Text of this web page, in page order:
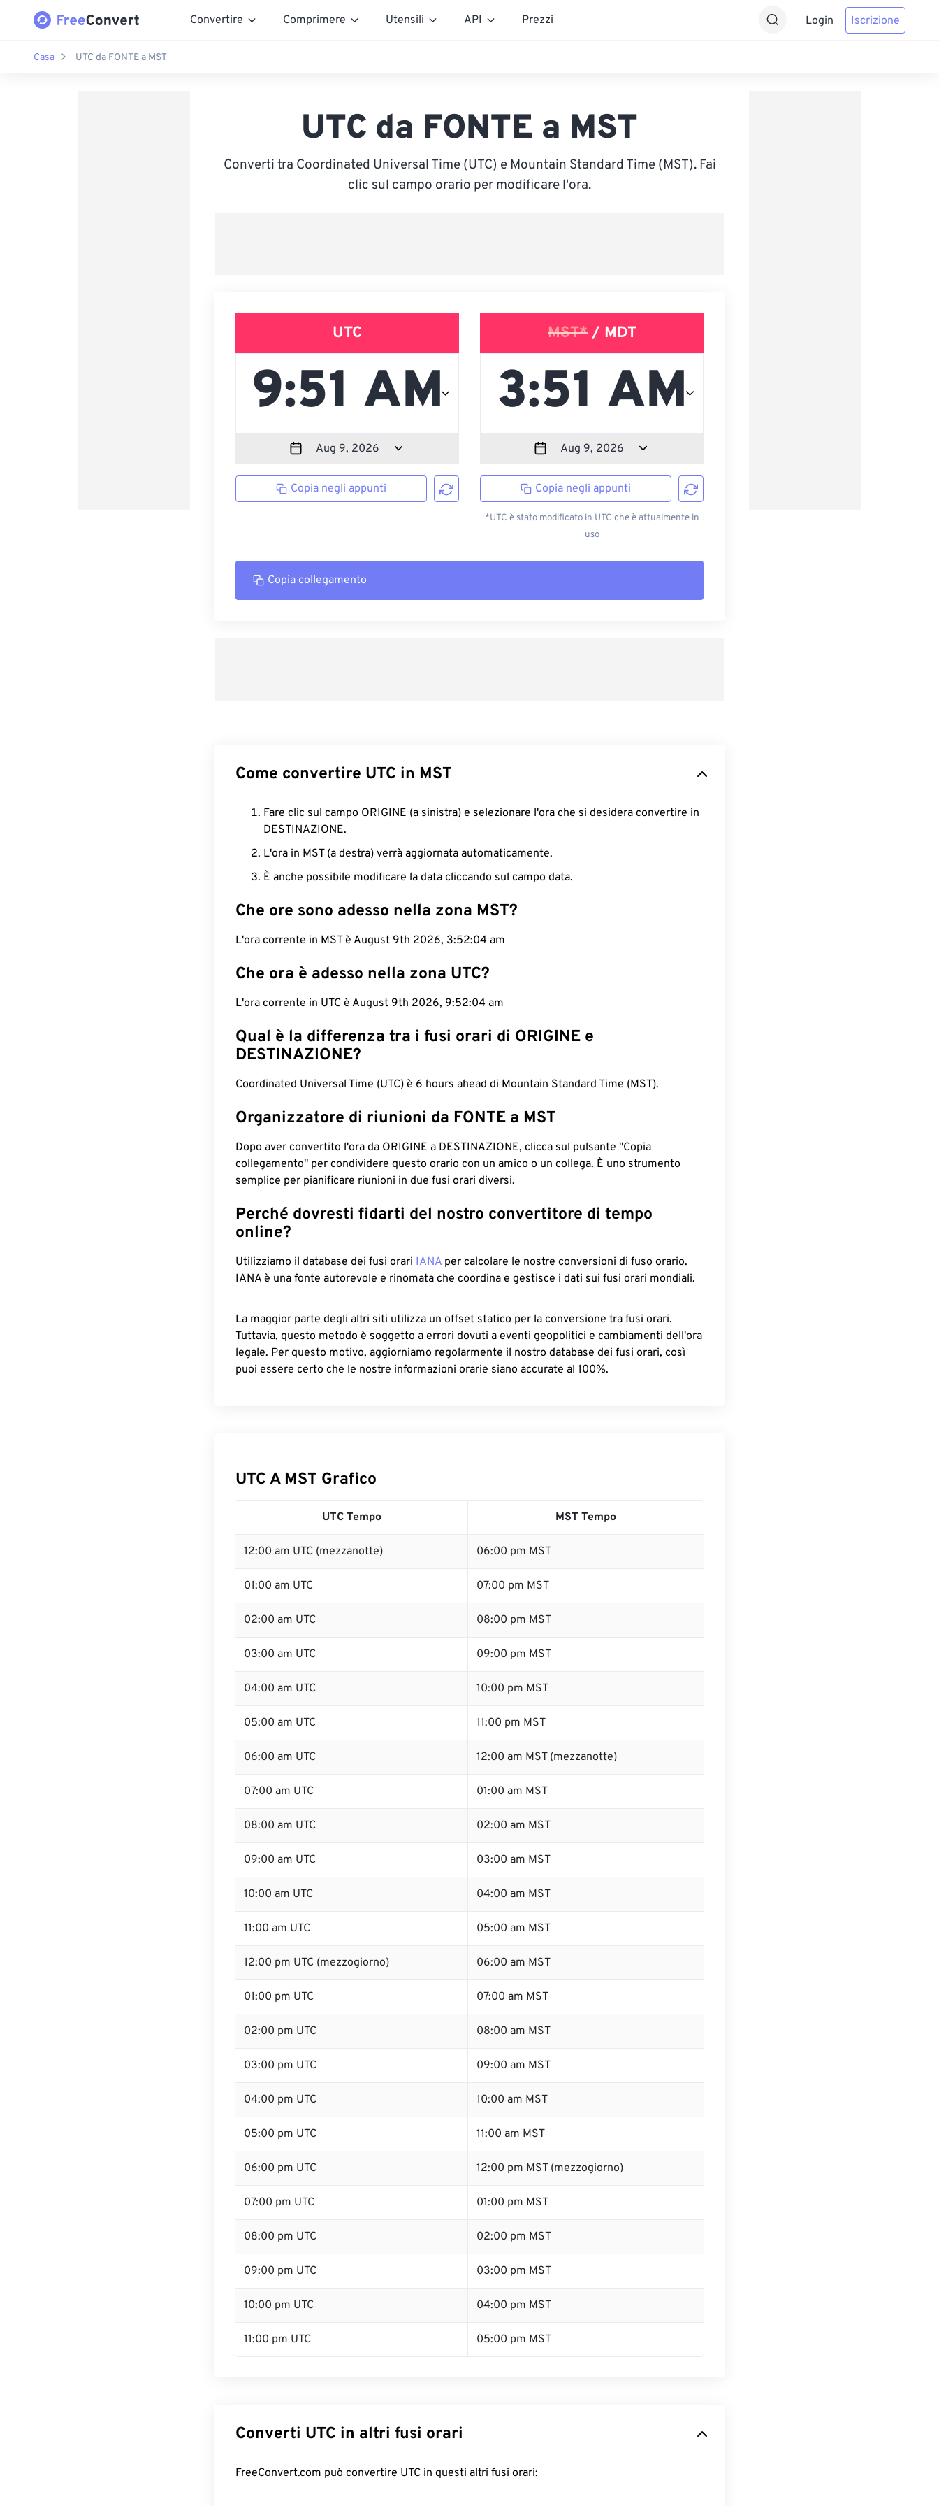
Convertire Comprimere Utensili API Prezzi Login Iscrizione
Casa UTC da FONTE a MST
UTC da FONTE a MST
Converti tra Coordinated Universal Time (UTC) e Mountain Standard Time (MST). Fai
clic sul campo orario per modificare l'ora.
UTC
Copia negli appunti
MST*/ MDT
Copia negli appunti
*UTC è stato modificato in UTC che è attualmente in
uso
Copia collegamento
Come convertire UTC in MST
Fare clic sul campo ORIGINE (a sinistra) e selezionare l'ora che si desidera convertire in
DESTINAZIONE.
L'ora in MST (a destra) verrà aggiornata automaticamente.
È anche possibile modificare la data cliccando sul campo data.
Che ore sono adesso nella zona MST?
L'ora corrente in MST è August 9th 2026, 3:52:05 am
Che ora è adesso nella zona UTC?
L'ora corrente in UTC è August 9th 2026, 9:52:05 am
Qual è la differenza tra i fusi orari di ORIGINE e
DESTINAZIONE?
Coordinated Universal Time (UTC) è 6 hours ahead di Mountain Standard Time (MST).
Organizzatore di riunioni da FONTE a MST
Dopo aver convertito l'ora da ORIGINE a DESTINAZIONE, clicca sul pulsante "Copia
collegamento" per condividere questo orario con un amico o un collega. È uno strumento
semplice per pianificare riunioni in due fusi orari diversi.
Perché dovresti fidarti del nostro convertitore di tempo
online?
Utilizziamo il database dei fusi orari IANA per calcolare le nostre conversioni di fuso orario.
IANA è una fonte autorevole e rinomata che coordina e gestisce i dati sui fusi orari mondiali.
La maggior parte degli altri siti utilizza un offset statico per la conversione tra fusi orari.
Tuttavia, questo metodo è soggetto a errori dovuti a eventi geopolitici e cambiamenti dell'ora
legale. Per questo motivo, aggiorniamo regolarmente il nostro database dei fusi orari, così
puoi essere certo che le nostre informazioni orarie siano accurate al 100%.
UTC A MST Grafico
UTC Tempo MST Tempo
12:00 am UTC (mezzanotte) 06:00 pm MST
01:00 am UTC 07:00 pm MST
02:00 am UTC 08:00 pm MST
03:00 am UTC 09:00 pm MST
04:00 am UTC 10:00 pm MST
05:00 am UTC 11:00 pm MST
06:00 am UTC 12:00 am MST (mezzanotte)
07:00 am UTC 01:00 am MST
08:00 am UTC 02:00 am MST
09:00 am UTC 03:00 am MST
10:00 am UTC 04:00 am MST
11:00 am UTC 05:00 am MST
12:00 pm UTC (mezzogiorno) 06:00 am MST
01:00 pm UTC 07:00 am MST
02:00 pm UTC 08:00 am MST
03:00 pm UTC 09:00 am MST
04:00 pm UTC 10:00 am MST
05:00 pm UTC 11:00 am MST
06:00 pm UTC 12:00 pm MST (mezzogiorno)
07:00 pm UTC 01:00 pm MST
08:00 pm UTC 02:00 pm MST
09:00 pm UTC 03:00 pm MST
10:00 pm UTC 04:00 pm MST
11:00 pm UTC 05:00 pm MST
Converti UTC in altri fusi orari
FreeConvert.com può convertire UTC in questi altri fusi orari: